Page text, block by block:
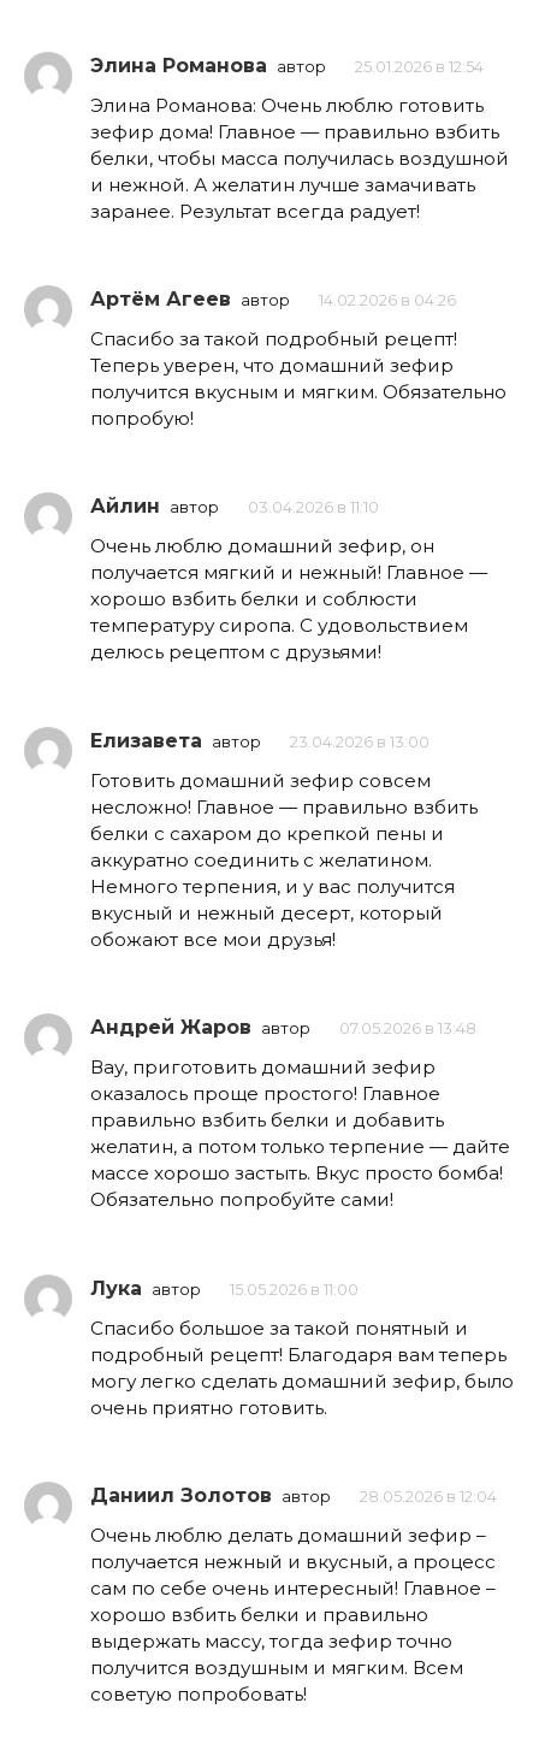
Элина Романова автор 25.01.2026 в 12:54
Элина Романова: Очень люблю готовить
зефир дома! Главное — правильно взбить
белки, чтобы масса получилась воздушной
и нежной. А желатин лучше замачивать
заранее. Результат всегда радует!
Артём Агеев автор 14.02.2026 в 04:26
Спасибо за такой подробный рецепт!
Теперь уверен, что домашний зефир
получится вкусным и мягким. Обязательно
попробую!
Айлин автор 03.04.2026 в 11:10
Очень люблю домашний зефир, он
получается мягкий и нежный! Главное —
хорошо взбить белки и соблюсти
температуру сиропа. С удовольствием
делюсь рецептом с друзьями!
Елизавета автор 23.04.2026 в 13:00
Готовить домашний зефир совсем
несложно! Главное — правильно взбить
белки с сахаром до крепкой пены и
аккуратно соединить с желатином.
Немного терпения, и у вас получится
вкусный и нежный десерт, который
обожают все мои друзья!
Андрей Жаров автор 07.05.2026 в 13:48
Вау, приготовить домашний зефир
оказалось проще простого! Главное
правильно взбить белки и добавить
желатин, а потом только терпение — дайте
массе хорошо застыть. Вкус просто бомба!
Обязательно попробуйте сами!
Лука автор 15.05.2026 в 11:00
Спасибо большое за такой понятный и
подробный рецепт! Благодаря вам теперь
могу легко сделать домашний зефир, было
очень приятно готовить.
Даниил Золотов автор 28.05.2026 в 12:04
Очень люблю делать домашний зефир –
получается нежный и вкусный, а процесс
сам по себе очень интересный! Главное –
хорошо взбить белки и правильно
выдержать массу, тогда зефир точно
получится воздушным и мягким. Всем
советую попробовать!